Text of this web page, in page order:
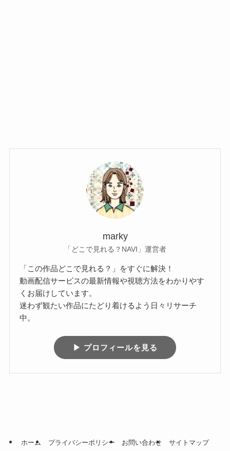
marky
「どこで見れる？NAVI」運営者
「この作品どこで見れる？」をすぐに解決！
動画配信サービスの最新情報や視聴方法をわかりやす
くお届けしています。
迷わず観たい作品にたどり着けるよう日々リサーチ
中。
▶ プロフィールを見る
ホーム プライバシーポリシー お問い合わせ サイトマップ